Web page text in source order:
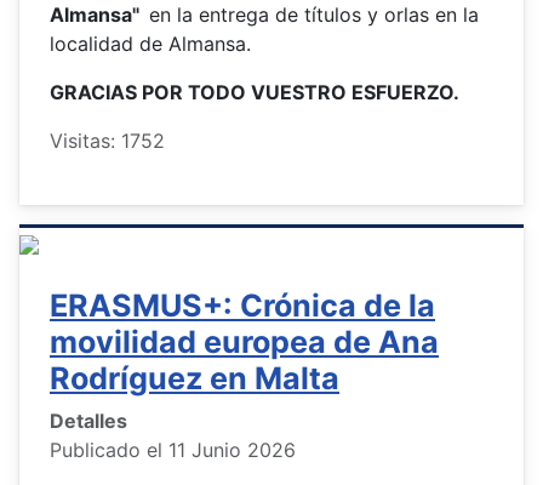
Almansa" en la entrega de títulos y orlas en la
localidad de Almansa.
GRACIAS POR TODO VUESTRO ESFUERZO.
Visitas: 1752
ERASMUS+: Crónica de la
movilidad europea de Ana
Rodríguez en Malta
Detalles
Publicado el 11 Junio 2026